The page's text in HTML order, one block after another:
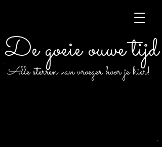
De goeie ouwe tijd
Alle sterren van vroeger hoor je hier!